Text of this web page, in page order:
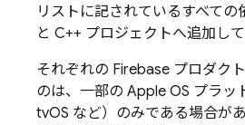
リストに記されているすべて
と C++ プロジェクトへ追加して
それぞれの Firebase プロダク
のは、一部の Apple OS プラッ
tvOS など）のみである場合が